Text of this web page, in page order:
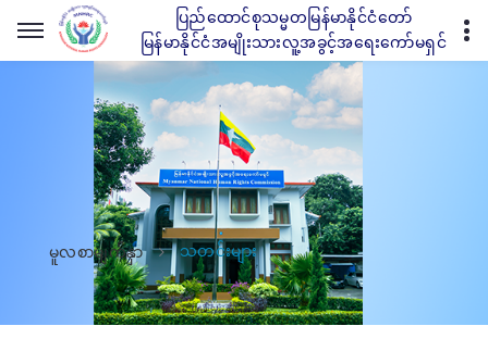
ပြည်ထောင်စုသမ္မတမြန်မာနိုင်ငံတော်
မြန်မာနိုင်ငံအမျိုးသားလူ့အခွင့်အရေးကော်မရှင်
မူလစာမျက်နှာ သတင်းများ